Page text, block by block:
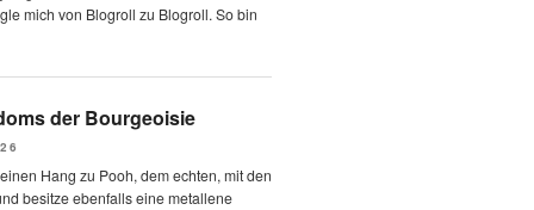
mich von Blogroll zu Blogroll. So bin
der Bourgeoisie
Hang zu Pooh, dem echten, mit den
besitze ebenfalls eine metallene